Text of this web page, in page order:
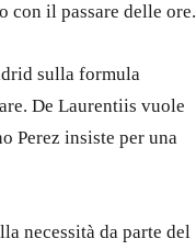
con il passare delle ore.
sulla formula
De Laurentiis vuole
Perez insiste per una
necessità da parte del